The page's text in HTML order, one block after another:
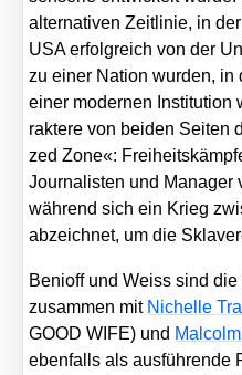
alter­na­ti­ven Zeit­li­nie, in
USA erfolg­reich von der
zu einer Nati­on wur­den, in
einer moder­nen
rak­te­re von bei­den Sei­ten
zed Zone«:
Jour­na­lis­ten und Mana­ger
wäh­rend sich ein Krieg
abzeich­net, um die
Benioff und Weiss sind
zusam­men mit Nichel­le
GOOD WIFE) und
eben­falls als aus­füh­ren­de